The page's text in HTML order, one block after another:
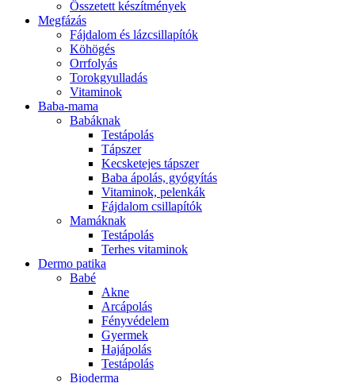
Összetett készítmények
Megfázás
Fájdalom és lázcsillapítók
Köhögés
Orrfolyás
Torokgyulladás
Vitaminok
Baba-mama
Babáknak
Testápolás
Tápszer
Kecsketejes tápszer
Baba ápolás, gyógyítás
Vitaminok, pelenkák
Fájdalom csillapítók
Mamáknak
Testápolás
Terhes vitaminok
Dermo patika
Babé
Akne
Arcápolás
Fényvédelem
Gyermek
Hajápolás
Testápolás
Bioderma